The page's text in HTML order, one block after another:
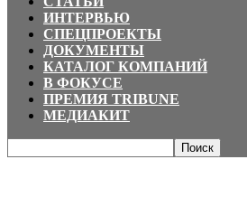
ИНТЕРВЬЮ
СПЕЦПРОЕКТЫ
ДОКУМЕНТЫ
КАТАЛОГ КОМПАНИЙ
В ФОКУСЕ
ПРЕМИЯ TRIBUNE
МЕДИАКИТ